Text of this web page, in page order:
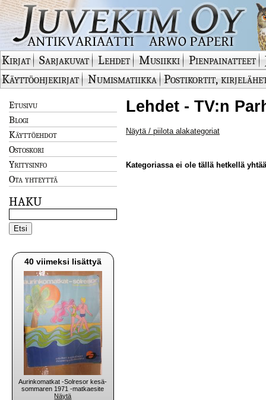
Kirjat Sarjakuvat Lehdet Musiikki Pienpainatteet
Käyttöohjekirjat
Numismatiikka Postikortit,
Etusivu
Blogi
Käyttöehdot
Ostoskori
Yritysinfo
Ota yhteyttä
HAKU
40 viimeksi lisättyä
Aurinkomatkat -Solresor kesä-
sommaren 1971 -matkaesite
Näytä
Lehdet - TV:n
Näytä / piilota alakategoriat
Kategoriassa ei ole tällä hetkellä